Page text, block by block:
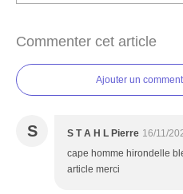
Commenter cet article
Ajouter un
S S T A H L Pierre 16/11/
cape homme hirondelle
article merci